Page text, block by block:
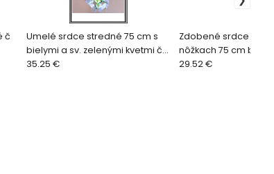
č
Umelé srdce stredné 75 cm s
bielymi a sv. zelenými kvetmi č
246
35.25 €
Zdobené srdce
nôžkach 75 cm bielo
č 34
29.52 €